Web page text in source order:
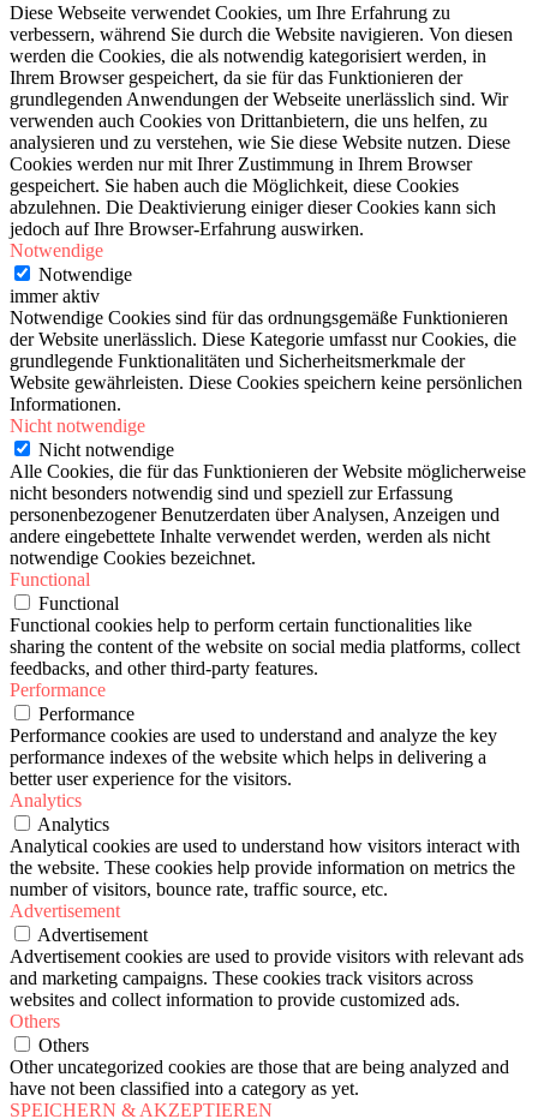
Diese Webseite verwendet Cookies, um Ihre Erfahrung zu
verbessern, während Sie durch die Website navigieren. Von diesen
werden die Cookies, die als notwendig kategorisiert werden, in
Ihrem Browser gespeichert, da sie für das Funktionieren der
grundlegenden Anwendungen der Webseite unerlässlich sind. Wir
verwenden auch Cookies von Drittanbietern, die uns helfen, zu
analysieren und zu verstehen, wie Sie diese Website nutzen. Diese
Cookies werden nur mit Ihrer Zustimmung in Ihrem Browser
gespeichert. Sie haben auch die Möglichkeit, diese Cookies
abzulehnen. Die Deaktivierung einiger dieser Cookies kann sich
jedoch auf Ihre Browser-Erfahrung auswirken.
Notwendige
Notwendige
immer aktiv
Notwendige Cookies sind für das ordnungsgemäße Funktionieren
der Website unerlässlich. Diese Kategorie umfasst nur Cookies, die
grundlegende Funktionalitäten und Sicherheitsmerkmale der
Website gewährleisten. Diese Cookies speichern keine persönlichen
Informationen.
Nicht notwendige
Nicht notwendige
Alle Cookies, die für das Funktionieren der Website möglicherweise
nicht besonders notwendig sind und speziell zur Erfassung
personenbezogener Benutzerdaten über Analysen, Anzeigen und
andere eingebettete Inhalte verwendet werden, werden als nicht
notwendige Cookies bezeichnet.
Functional
Functional
Functional cookies help to perform certain functionalities like
sharing the content of the website on social media platforms, collect
feedbacks, and other third-party features.
Performance
Performance
Performance cookies are used to understand and analyze the key
performance indexes of the website which helps in delivering a
better user experience for the visitors.
Analytics
Analytics
Analytical cookies are used to understand how visitors interact with
the website. These cookies help provide information on metrics the
number of visitors, bounce rate, traffic source, etc.
Advertisement
Advertisement
Advertisement cookies are used to provide visitors with relevant ads
and marketing campaigns. These cookies track visitors across
websites and collect information to provide customized ads.
Others
Others
Other uncategorized cookies are those that are being analyzed and
have not been classified into a category as yet.
SPEICHERN & AKZEPTIEREN